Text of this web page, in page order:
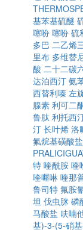
基苯基硫醚
噻吩 噻吩 硫
多巴 二乙烯
里布 多维替
酸 二十二碳
达泊西汀 氨
西替利嗪 左
腺素 利可二
鲁肽 利托西
汀 长叶烯 洛
氟烷基磺酸盐
特 喹酰胺 喹
喹喔啉 喹那
鲁司特 氟胺
坦 伐虫脒 磷
马酸盐 呋喃
基)-3-(5-硝